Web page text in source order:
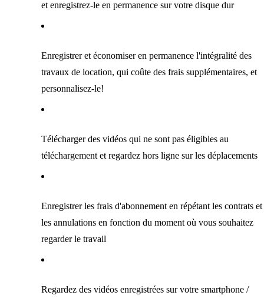
et enregistrez-le en permanence sur votre disque dur
Enregistrer et économiser en permanence l'intégralité des
travaux de location, qui coûte des frais supplémentaires, et
personnalisez-le!
Télécharger des vidéos qui ne sont pas éligibles au
téléchargement et regardez hors ligne sur les déplacements
Enregistrer les frais d'abonnement en répétant les contrats et
les annulations en fonction du moment où vous souhaitez
regarder le travail
Regardez des vidéos enregistrées sur votre smartphone /